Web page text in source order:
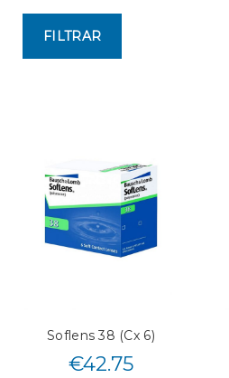
FILTRAR
Soflens 38 (Cx 6)
€42.75